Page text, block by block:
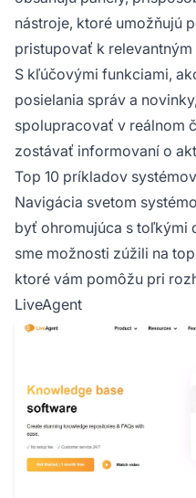
nástroje, ktoré umožňujú
pristupovať k
S kľúčovými funkciami,
posielania správ a
spolupracovať v reálnom
zostávať informovaní o
Top 10 príkladov
Navigácia svetom
byť ohromujúca s toľkými
sme možnosti zúžili na
ktoré vám pomôžu pri
LiveAgent